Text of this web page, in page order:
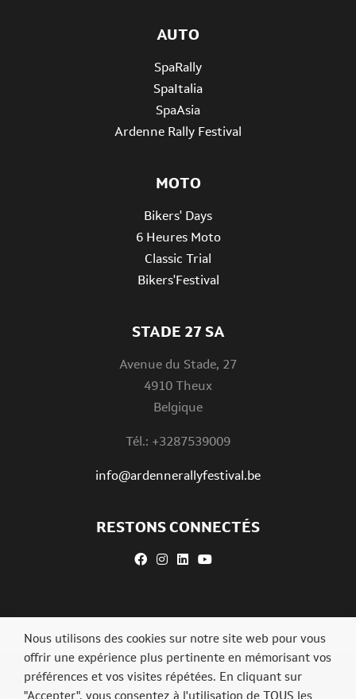
STADE 27 SA
Avenue du Stade, 27
4910 Theux
Belgique
Tél.: +3287539009
info@ardennerallyfestival.be
AUTO
SpaRally
SpaItalia
SpaAsia
Ardenne Rally Festival
MOTO
Bikers' Days
6 Heures Moto
Classic Trial
Bikers'Festival
RESTONS CONNECTÉS
Nous utilisons des cookies sur notre site web pour vous
offrir une expérience plus pertinente en mémorisant vos
préférences et vos visites répétées. En cliquant sur
"Accepter", vous consentez à l'utilisation de TOUS les